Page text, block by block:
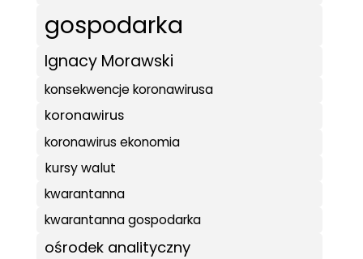
gospodarka
Ignacy Morawski
konsekwencje koronawirusa
koronawirus
koronawirus ekonomia
kursy walut
kwarantanna
kwarantanna gospodarka
ośrodek analityczny